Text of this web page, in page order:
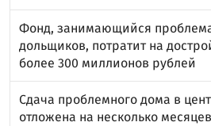
Фонд, занимающийся
дольщиков, потратит на
более 300 миллионов рублей
Сдача проблемного дома в
отложена на несколько